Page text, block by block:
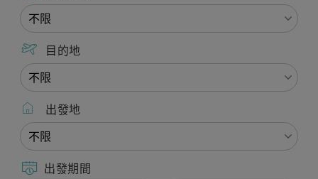
目的地
出發地
出發期間